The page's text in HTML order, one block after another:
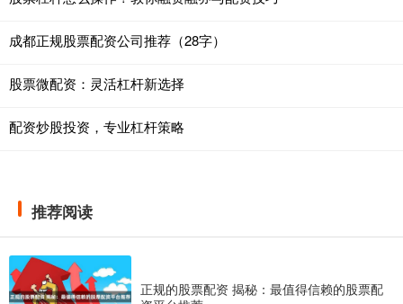
成都正规股票配资公司推荐（28字）
股票微配资：灵活杠杆新选择
配资炒股投资，专业杠杆策略
推荐阅读
正规的股票配资 揭秘：最值得信赖的股票配